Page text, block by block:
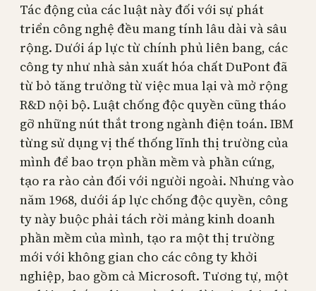
Tác động của các luật này đối với sự phát
triển công nghệ đều mang tính lâu dài và sâu
rộng. Dưới áp lực từ chính phủ liên bang, các
công ty như nhà sản xuất hóa chất DuPont đã
từ bỏ tăng trưởng từ việc mua lại và mở rộng
R&D nội bộ. Luật chống độc quyền cũng tháo
gỡ những nút thắt trong ngành điện toán. IBM
từng sử dụng vị thế thống lĩnh thị trường của
mình để bao trọn phần mềm và phần cứng,
tạo ra rào cản đối với người ngoài. Nhưng vào
năm 1968, dưới áp lực chống độc quyền, công
ty này buộc phải tách rời mảng kinh doanh
phần mềm của mình, tạo ra một thị trường
mới với không gian cho các công ty khởi
nghiệp, bao gồm cả Microsoft. Tương tự, một